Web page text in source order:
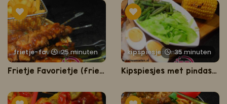
frietje-favorietje-friet-met-kipspiesjes-en-pindasaus-
25 minuten
Frietje Favorietje (friet met kipspiesjes en pindasaus)
kipspiesjes-met-pindasaus-en-pikante-groentesalade
35 minuten
Kipspiesjes met pindasaus en pikante groentesalade